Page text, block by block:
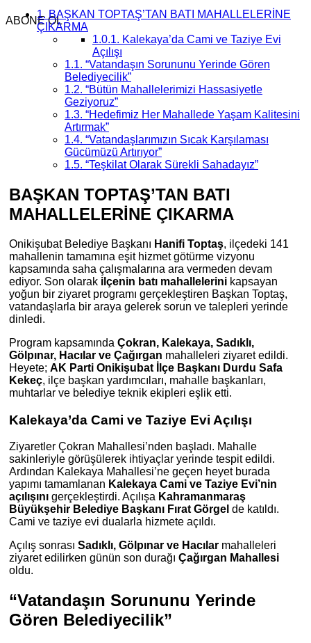
ABONE OL
1. BAŞKAN TOPTAŞ’TAN BATI MAHALLELERİNE
ÇIKARMA
1.0.1. Kalekaya’da Cami ve Taziye Evi
Açılışı
1.1. “Vatandaşın Sorununu Yerinde Gören
Belediyecilik”
1.2. “Bütün Mahallelerimizi Hassasiyetle
Geziyoruz”
1.3. “Hedefimiz Her Mahallede Yaşam Kalitesini
Artırmak”
1.4. “Vatandaşlarımızın Sıcak Karşılaması
Gücümüzü Artırıyor”
1.5. “Teşkilat Olarak Sürekli Sahadayız”
BAŞKAN TOPTAŞ’TAN BATI
MAHALLELERİNE ÇIKARMA
Onikişubat Belediye Başkanı Hanifi Toptaş, ilçedeki 141
mahallenin tamamına eşit hizmet götürme vizyonu
kapsamında saha çalışmalarına ara vermeden devam
ediyor. Son olarak ilçenin batı mahallelerini kapsayan
yoğun bir ziyaret programı gerçekleştiren Başkan Toptaş,
vatandaşlarla bir araya gelerek sorun ve talepleri yerinde
dinledi.
Program kapsamında Çokran, Kalekaya, Sadıklı,
Gölpınar, Hacılar ve Çağırgan mahalleleri ziyaret edildi.
Heyete; AK Parti Onikişubat İlçe Başkanı Durdu Safa
Kekeç, ilçe başkan yardımcıları, mahalle başkanları,
muhtarlar ve belediye teknik ekipleri eşlik etti.
Kalekaya’da Cami ve Taziye Evi Açılışı
Ziyaretler Çokran Mahallesi’nden başladı. Mahalle
sakinleriyle görüşülerek ihtiyaçlar yerinde tespit edildi.
Ardından Kalekaya Mahallesi’ne geçen heyet burada
yapımı tamamlanan Kalekaya Cami ve Taziye Evi’nin
açılışını gerçekleştirdi. Açılışa Kahramanmaraş
Büyükşehir Belediye Başkanı Fırat Görgel de katıldı.
Cami ve taziye evi dualarla hizmete açıldı.
Açılış sonrası Sadıklı, Gölpınar ve Hacılar mahalleleri
ziyaret edilirken günün son durağı Çağırgan Mahallesi
oldu.
“Vatandaşın Sorununu Yerinde
Gören Belediyecilik”